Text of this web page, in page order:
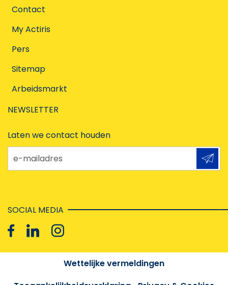
Contact
My Actiris
Pers
Sitemap
Arbeidsmarkt
NEWSLETTER
Laten we contact houden
e-mailadres
SOCIAL MEDIA
Wettelijke vermeldingen